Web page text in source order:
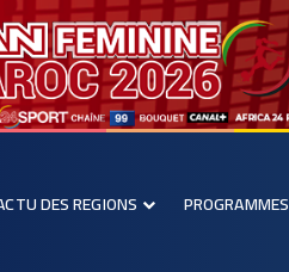
DES REGIONS PROGRAMMES